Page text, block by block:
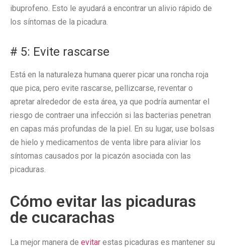
ibuprofeno. Esto le ayudará a encontrar un alivio rápido de
los síntomas de la picadura.
# 5: Evite rascarse
Está en la naturaleza humana querer picar una roncha roja
que pica, pero evite rascarse, pellizcarse, reventar o
apretar alrededor de esta área, ya que podría aumentar el
riesgo de contraer una infección si las bacterias penetran
en capas más profundas de la piel. En su lugar, use bolsas
de hielo y medicamentos de venta libre para aliviar los
síntomas causados por la picazón asociada con las
picaduras.
Cómo evitar las picaduras
de cucarachas
La mejor manera de evitar estas picaduras es mantener su